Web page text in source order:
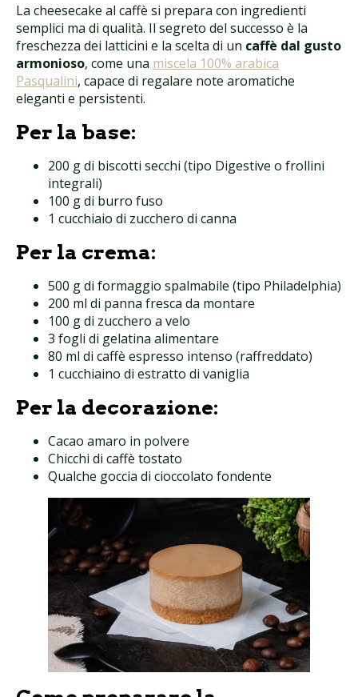
La cheesecake al caffè si prepara con ingredienti
semplici ma di qualità. Il segreto del successo è la
freschezza dei latticini e la scelta di un caffè dal gusto
armonioso, come una miscela 100% arabica
Pasqualini, capace di regalare note aromatiche
eleganti e persistenti.
Per la base:
200 g di biscotti secchi (tipo Digestive o frollini
integrali)
100 g di burro fuso
1 cucchiaio di zucchero di canna
Per la crema:
500 g di formaggio spalmabile (tipo Philadelphia)
200 ml di panna fresca da montare
100 g di zucchero a velo
3 fogli di gelatina alimentare
80 ml di caffè espresso intenso (raffreddato)
1 cucchiaino di estratto di vaniglia
Per la decorazione:
Cacao amaro in polvere
Chicchi di caffè tostato
Qualche goccia di cioccolato fondente